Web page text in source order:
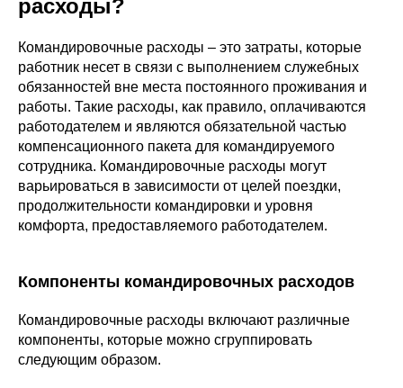
расходы?
Командировочные расходы – это затраты, которые
работник несет в связи с выполнением служебных
обязанностей вне места постоянного проживания и
работы. Такие расходы, как правило, оплачиваются
работодателем и являются обязательной частью
компенсационного пакета для командируемого
сотрудника. Командировочные расходы могут
варьироваться в зависимости от целей поездки,
продолжительности командировки и уровня
комфорта, предоставляемого работодателем.
Компоненты командировочных расходов
Командировочные расходы включают различные
компоненты, которые можно сгруппировать
следующим образом.